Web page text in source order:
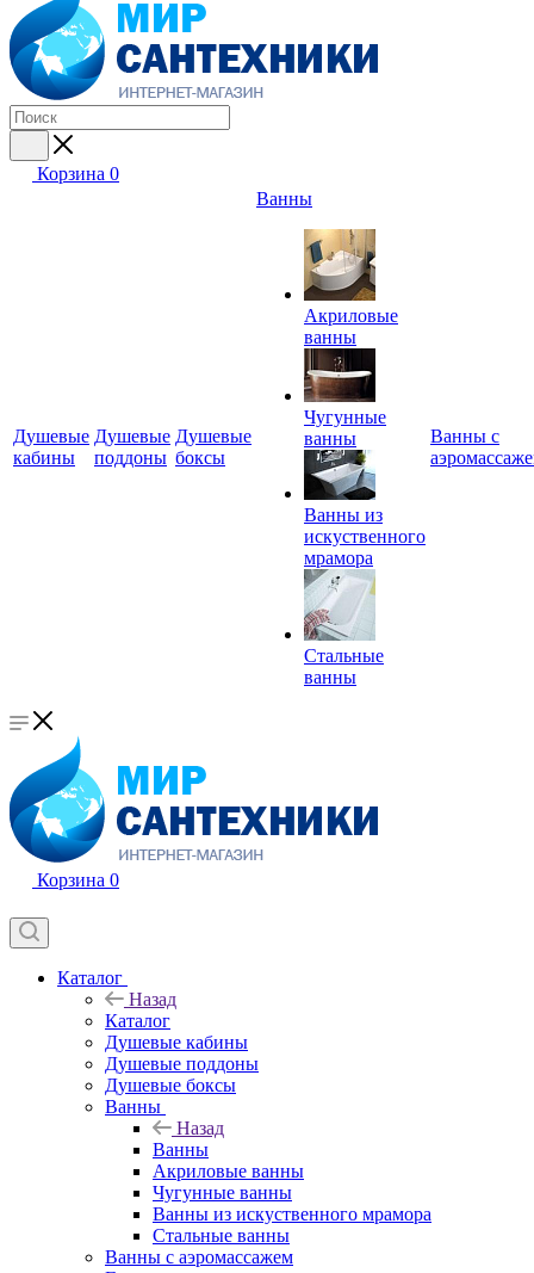
Корзина 0
Душевые
кабины
Душевые
поддоны
Душевые
боксы
Ванны
Акриловые
ванны
Чугунные
ванны
Ванны из
искуственного
мрамора
Стальные
ванны
Ванны с
Корзина 0
Каталог
Назад
Каталог
Душевые кабины
Душевые поддоны
Душевые боксы
Ванны
Назад
Ванны
Акриловые ванны
Чугунные ванны
Ванны из искуственного мрамора
Стальные ванны
Ванны с аэромассажем